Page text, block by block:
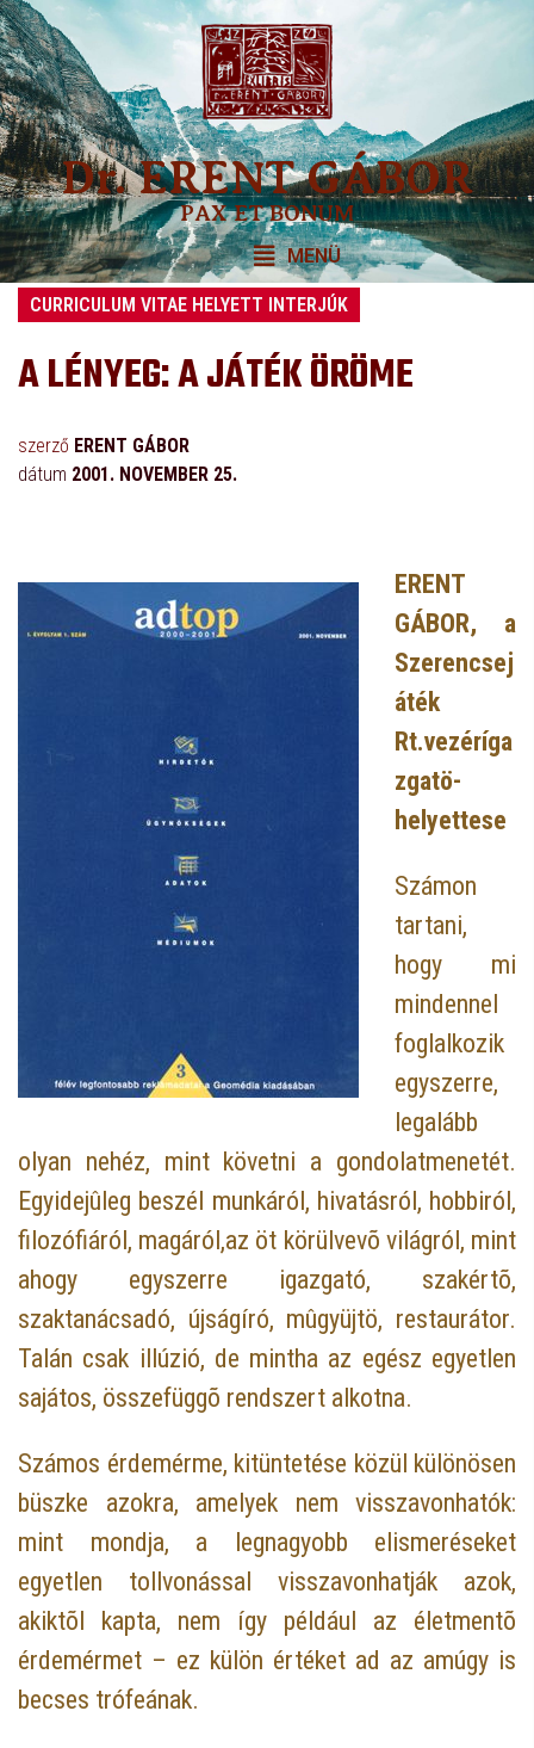
Dr. ERENT GÁBOR
PAX ET BONUM
MENÜ
CURRICULUM VITAE HELYETT INTERJÚK
A LÉNYEG: A JÁTÉK ÖRÖME
szerző ERENT GÁBOR
dátum 2001. NOVEMBER 25.
ERENT
GÁBOR, a
Szerencsej
áték
Rt.vezéríga
zgatö-
helyettese
Számon
tartani,
hogy mi
mindennel
foglalkozik
egyszerre,
legalább
olyan nehéz, mint követni a gondolatmenetét.
Egyidejûleg beszél munkáról, hivatásról, hobbiról,
filozófiáról, magáról,az öt körülvevõ világról, mint
ahogy egyszerre igazgató, szakértõ,
szaktanácsadó, újságíró, mûgyüjtö, restaurátor.
Talán csak illúzió, de mintha az egész egyetlen
sajátos, összefüggõ rendszert alkotna.
Számos érdemérme, kitüntetése közül különösen
büszke azokra, amelyek nem visszavonhatók:
mint mondja, a legnagyobb elismeréseket
egyetlen tollvonással visszavonhatják azok,
akiktõl kapta, nem így például az életmentõ
érdemérmet – ez külön értéket ad az amúgy is
becses trófeának.